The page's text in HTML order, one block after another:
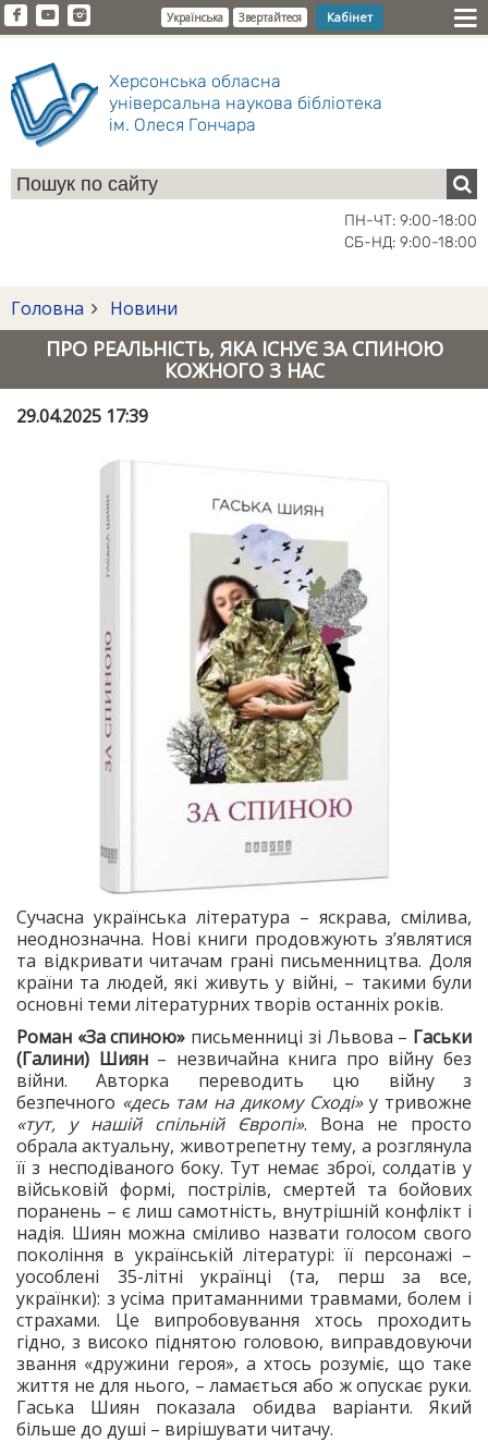
Українська Звертайтеся Кабінет
Херсонська обласна
універсальна наукова бібліотека
ім. Олеся Гончара
ПН-ЧТ: 9:00-18:00
СБ-НД: 9:00-18:00
Головна Новини
ПРО РЕАЛЬНІСТЬ, ЯКА ІСНУЄ ЗА СПИНОЮ
КОЖНОГО З НАС
29.04.2025 17:39
Сучасна українська література – яскрава, смілива,
неоднозначна. Нові книги продовжують з’являтися
та відкривати читачам грані письменництва. Доля
країни та людей, які живуть у війні, – такими були
основні теми літературних творів останніх років.
Роман «За спиною» письменниці зі Львова – Гаськи
(Галини) Шиян– незвичайна книга про війну без
війни. Авторка переводить цю війну з
безпечного «десь там на дикому Сході»у тривожне
«тут, у нашій спільній Європі».
Вона не просто
обрала актуальну, животрепетну тему, а розглянула
її з несподіваного боку. Тут немає зброї, солдатів у
військовій формі, пострілів, смертей та бойових
поранень – є лиш самотність, внутрішній конфлікт і
надія. Шиян можна сміливо назвати голосом свого
покоління в українській літературі: її персонажі –
уособлені 35-літні українці (та, перш за все,
українки): з усіма притаманними травмами, болем і
страхами. Це випробовування хтось проходить
гідно, з високо піднятою головою, виправдовуючи
звання «дружини героя», а хтось розуміє, що таке
життя не для нього, – ламається або ж опускає руки.
Гаська Шиян показала обидва варіанти. Який
більше до душі – вирішувати читачу.